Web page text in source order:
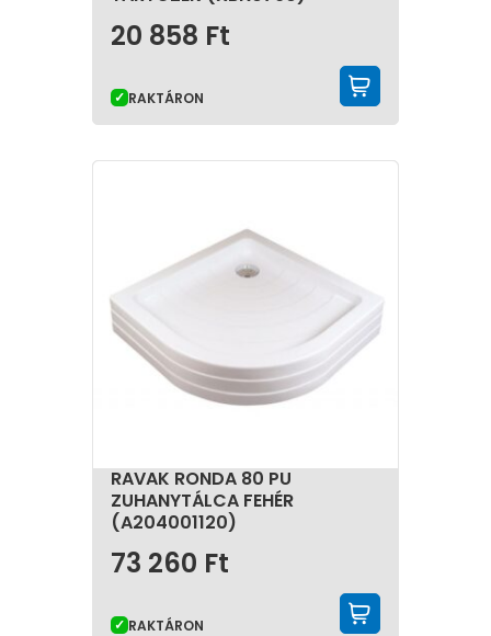
20 858 Ft
RAKTÁRON
RAVAK RONDA 80 PU
ZUHANYTÁLCA FEHÉR
(A204001120)
73 260 Ft
RAKTÁRON